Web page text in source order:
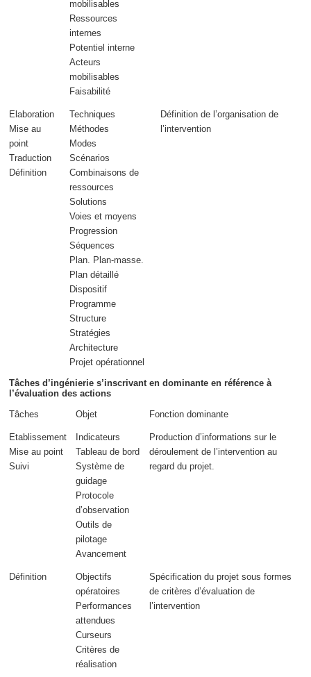
mobilisables
Ressources
internes
Potentiel interne
Acteurs
mobilisables
Faisabilité
Elaboration
Mise au
point
Traduction
Définition
Techniques
Méthodes
Modes
Scénarios
Combinaisons de
ressources
Solutions
Voies et moyens
Progression
Séquences
Plan. Plan-masse.
Plan détaillé
Dispositif
Programme
Structure
Stratégies
Architecture
Projet opérationnel
Définition de l’organisation de
l’intervention
Tâches d’ingénierie s’inscrivant en dominante en référence à
l’évaluation des actions
Tâches
Objet Fonction dominante
Etablissement
Mise au point
Suivi
Indicateurs
Tableau de bord
Système de
guidage
Protocole
d’observation
Outils de
pilotage
Avancement
Production d’informations sur le
déroulement de l’intervention au
regard du projet.
Définition
Objectifs
opératoires
Performances
attendues
Curseurs
Critères de
réalisation
Spécification du projet sous formes
de critères d’évaluation de
l’intervention